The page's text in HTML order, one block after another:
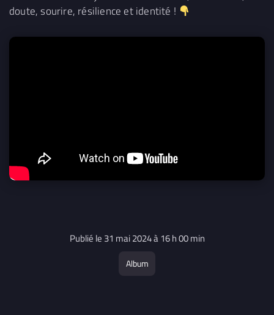
doute, sourire, résilience et identité !
Publié le 31 mai 2024 à 16 h 00 min
Album